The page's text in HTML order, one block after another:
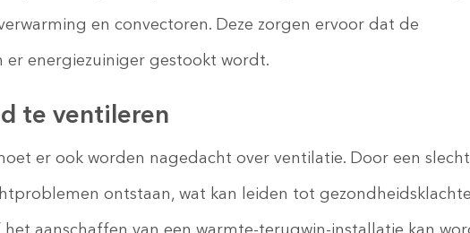
en convectoren. Deze zorgen ervoor dat de
energiezuiniger gestookt wordt.
te ventileren
er ook worden nagedacht over ventilatie. Door een
ontstaan, wat kan leiden tot